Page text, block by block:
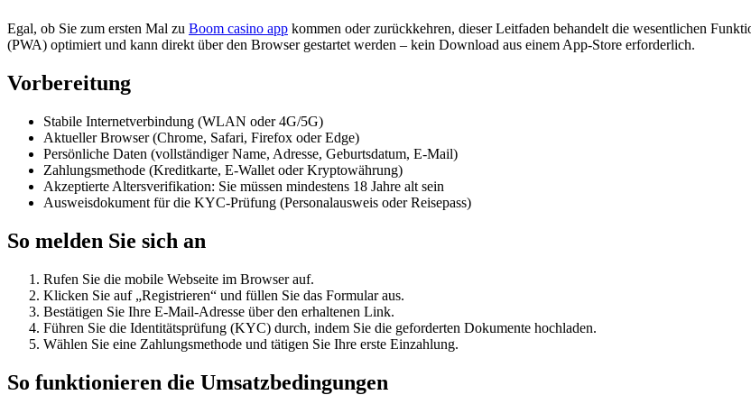
Egal, ob Sie zum ersten Mal zu Boom casino app kommen oder zurückkehren, dieser Leitfaden behandelt die wesentlichen
(PWA) optimiert und kann direkt über den Browser gestartet werden – kein Download aus einem App-Store erforderlich.
Vorbereitung
Stabile Internetverbindung (WLAN oder 4G/5G)
Aktueller Browser (Chrome, Safari, Firefox oder Edge)
Persönliche Daten (vollständiger Name, Adresse, Geburtsdatum, E-Mail)
Zahlungsmethode (Kreditkarte, E-Wallet oder Kryptowährung)
Akzeptierte Altersverifikation: Sie müssen mindestens 18 Jahre alt sein
Ausweisdokument für die KYC-Prüfung (Personalausweis oder Reisepass)
So melden Sie sich an
Rufen Sie die mobile Webseite im Browser auf.
Klicken Sie auf „Registrieren“ und füllen Sie das Formular aus.
Bestätigen Sie Ihre E-Mail-Adresse über den erhaltenen Link.
Führen Sie die Identitätsprüfung (KYC) durch, indem Sie die geforderten Dokumente hochladen.
Wählen Sie eine Zahlungsmethode und tätigen Sie Ihre erste Einzahlung.
So funktionieren die Umsatzbedingungen